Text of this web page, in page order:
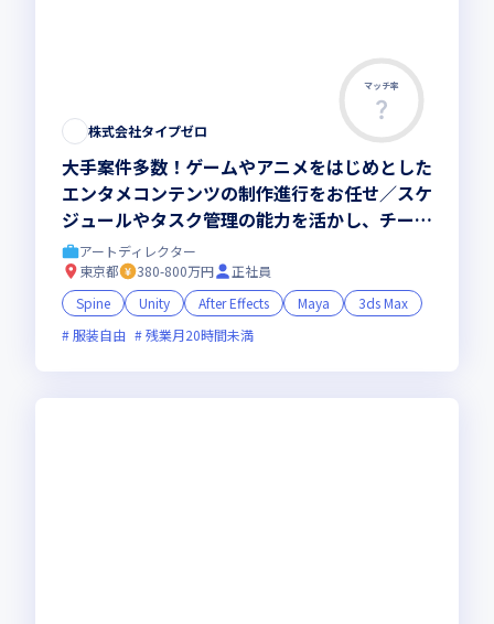
マッチ率
株式会社タイプゼロ
大手案件多数！ゲームやアニメをはじめとした
エンタメコンテンツの制作進行をお任せ／スケ
ジュールやタスク管理の能力を活かし、チーム
を引っ張るリーダーを目指しませんか
アートディレクター
東京都
380-800万円
正社員
Spine
Unity After Effects Maya
3ds Max
服装自由
残業月20時間未満